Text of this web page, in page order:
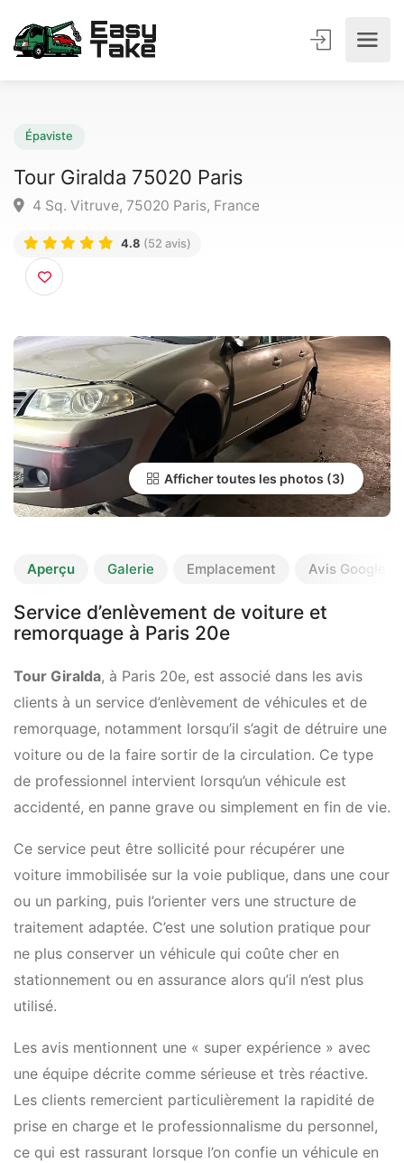
Tour Giralda 75020 Paris
Afficher toutes les photos
Aperçu Galerie Emplacement Avis Google
Service d’enlèvement de voiture et
remorquage à Paris 20e
Tour Giralda, à Paris 20e, est associé dans les avis
clients à un service d’enlèvement de véhicules et de
remorquage, notamment lorsqu’il s’agit de détruire une
voiture ou de la faire sortir de la circulation. Ce type
de professionnel intervient lorsqu’un véhicule est
accidenté, en panne grave ou simplement en fin de vie.
Ce service peut être sollicité pour récupérer une
voiture immobilisée sur la voie publique, dans une cour
ou un parking, puis l’orienter vers une structure de
traitement adaptée. C’est une solution pratique pour
ne plus conserver un véhicule qui coûte cher en
stationnement ou en assurance alors qu’il n’est plus
utilisé.
Les avis mentionnent une « super expérience » avec
une équipe décrite comme sérieuse et très réactive.
Les clients remercient particulièrement la rapidité de
prise en charge et le professionnalisme du personnel,
ce qui est rassurant lorsque l’on confie un véhicule en